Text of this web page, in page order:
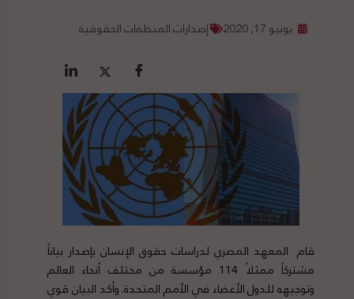
يونيو 17, 2020 إصدارات المنظمات الحقوقية
قام المعهد المصري لدراسات حقوق الإنسان بإصدار بياناً
مشتركاً ممثلاً 114 مؤسسة من مختلف أنحاء العالم
وتوجيهه للدول الأعضاء في الأمم المتحدة. وأكد البيان قوي